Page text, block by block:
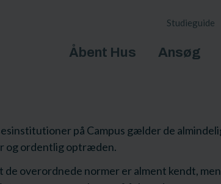
Studieguide
Åbent Hus Ansøg
på Campus gælder de
og ordentlig optræden.
overordnede normer er alment kendt,